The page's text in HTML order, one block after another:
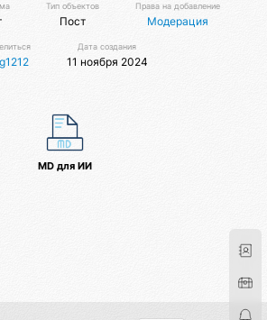
Тип объектов
Пост
Права на добавление
Модерация
Дата создания
11 ноября 2024
MD для ИИ